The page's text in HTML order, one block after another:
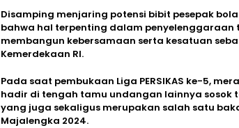
Disamping menjaring potensi bibit pesepak
bahwa hal terpenting dalam
membangun kebersamaan serta kesatuan
Kemerdekaan RI.
Pada saat pembukaan Liga PERSIKAS ke-5,
hadir di tengah tamu undangan lainnya sosok
yang juga sekaligus merupakan salah satu
Majalengka 2024.